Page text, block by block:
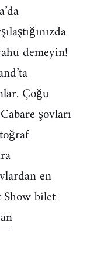
demeyin!
Çoğu
şovları
en
Show bilet